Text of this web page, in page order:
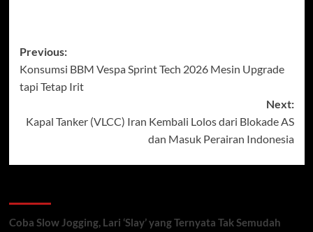
Post
navigation
Previous:
Konsumsi BBM Vespa Sprint Tech 2026 Mesin Upgrade
tapi Tetap Irit
Next:
Kapal Tanker (VLCC) Iran Kembali Lolos dari Blokade AS
dan Masuk Perairan Indonesia
Coba Slow Jogging, Lari ‘Slay’ yang Ternyata Tak Semudah